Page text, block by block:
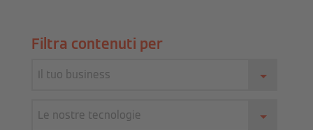
Filtra contenuti per
Il tuo business
Le nostre tecnologie